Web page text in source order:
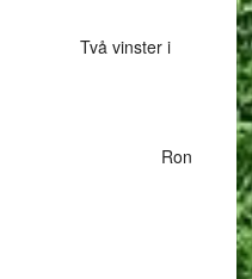
Två vinster i
Ron